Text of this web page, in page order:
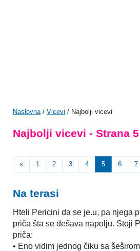
Naslovna/ Vicevi / Najbolji vicevi
Najbolji vicevi - Strana 5
« 1 2 3 4 5 6 7
Na terasi
Hteli Pericini da se je.u, pa njega
priča šta se dešava napolju. Stoji
priča:
• Eno vidim jednog čiku sa